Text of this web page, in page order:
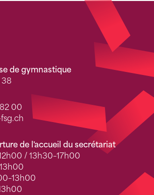
de gymnastique
38
00
de l'accueil du secrétariat
/ 13h30–17h00